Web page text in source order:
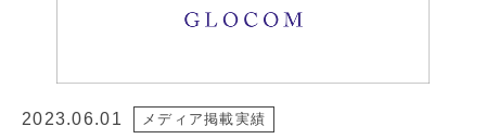
2023.06.01 メディア掲載実績